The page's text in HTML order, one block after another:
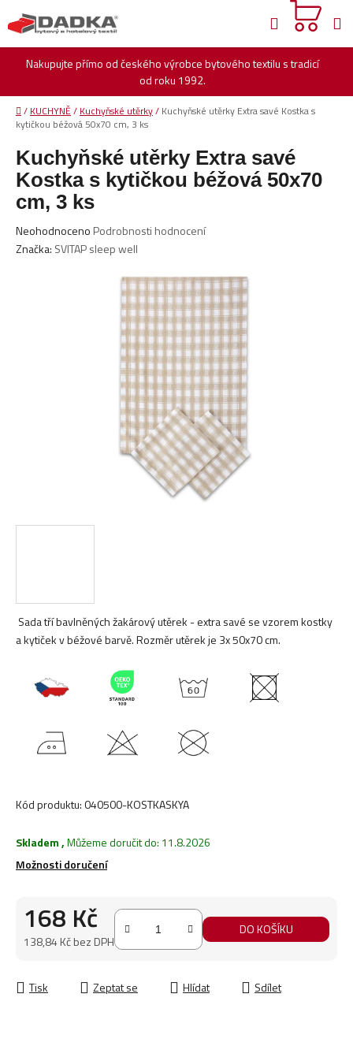
na
obsah
Nakupujte přímo od českého výrobce bytového textilu s tradicí
od roku 1992.
Hledat
Domů
/ KUCHYNĚ / Kuchyňské utěrky/ Kuchyňské utěrky Extra savé Kostka s
kytičkou béžová 50x70 cm, 3 ks
Sada tří bavlněných žakárový utěrek - extra savé se vzorem kostky
a kytiček v béžové barvě. Rozměr utěrek je 3x 50x70 cm.
Kód produktu:040500-KOSTKASKYA
Skladem,Můžeme doručit do: 11.8.2026
Možnosti doručení
168 Kč
138,84 Kč bez DPH
DO KOŠÍKU
Tisk Zeptat se Hlídat Sdílet
Kuchyňské utěrky Extra savé
Kostka s kytičkou béžová 50x70
cm, 3 ks
Průměrné
hodnocení
Neohodnoceno Podrobnosti hodnocení
Značka: SVITAP sleep well